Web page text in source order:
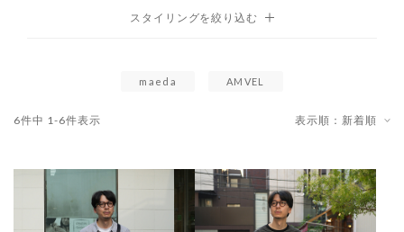
maeda AMVEL
表示順：新着順
6件中 1-6件表示